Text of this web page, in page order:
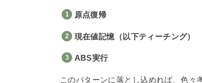
原点復帰
現在値記憶（以下ティーチング）
ABS実行
このパターンに落とし込めれば、色